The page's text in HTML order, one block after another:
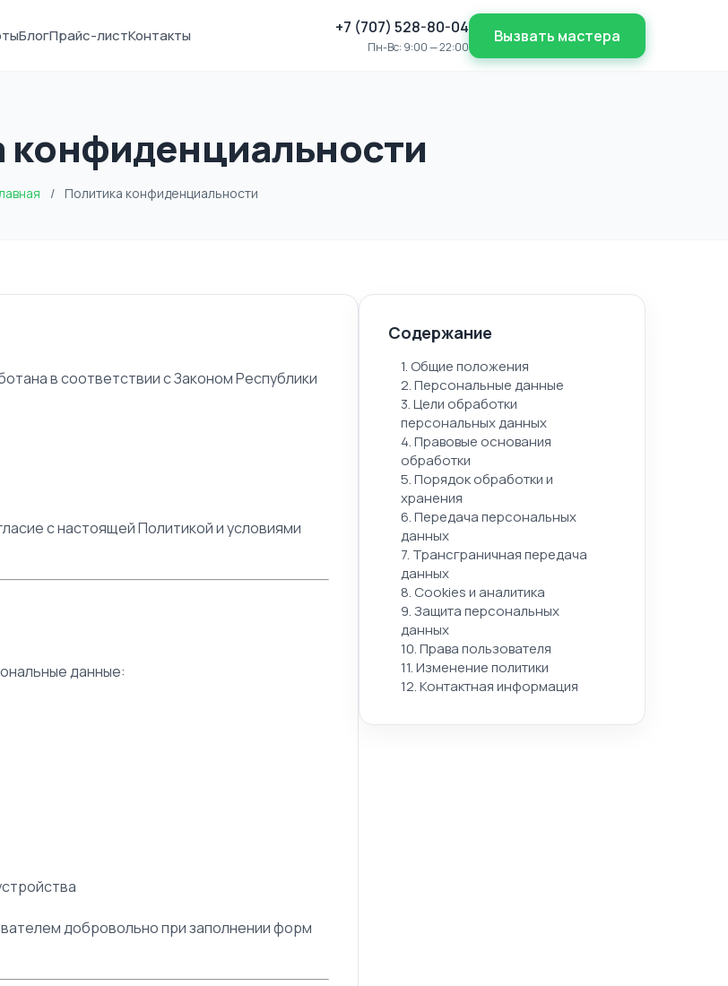
БлогПрайс-листКонтакты +7 (707) 528-80-04
Пн-Вс: 9:00 — 22:00
Вызвать мастера
конфиденциальности
/ Политика конфиденциальности
в соответствии с Законом Республики
с настоящей Политикой и условиями
данные:
добровольно при заполнении форм
Содержание
1. Общие положения
2. Персональные данные
3. Цели обработки
персональных данных
4. Правовые основания
обработки
5. Порядок обработки и
хранения
6. Передача персональных
данных
7. Трансграничная передача
данных
8. Cookies и аналитика
9. Защита персональных
данных
10. Права пользователя
11. Изменение политики
12. Контактная информация